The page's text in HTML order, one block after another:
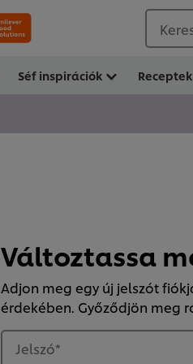
Séf inspirációk Receptek
Változtassa
Adjon meg egy új jelszót
érdekében. Győződjön meg
Jelszó*